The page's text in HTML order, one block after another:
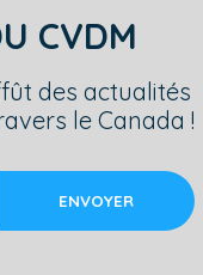
CVDM
des actualités
le Canada !
ENVOYER